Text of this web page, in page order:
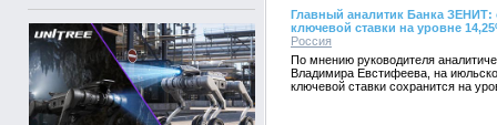
Главный аналитик Банка ЗЕНИТ:
ключевой ставки на уровне
Россия
По мнению руководителя
Владимира Евстифеева, на
ключевой ставки сохранится на